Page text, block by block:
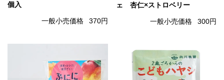
個入
一般小売価格 370円
ェ 杏仁×ストロベリー
一般小売価格 300円